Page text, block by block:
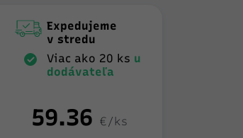
Expedujeme
v stredu
Viac ako 20 ks u
dodávateľa
59.36 €/ks